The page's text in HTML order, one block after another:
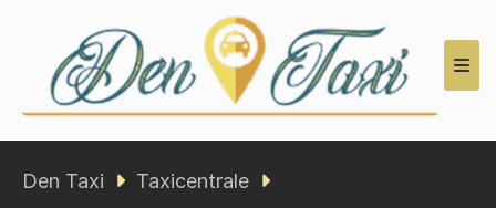
Den Taxi
Den Taxi Taxicentrale